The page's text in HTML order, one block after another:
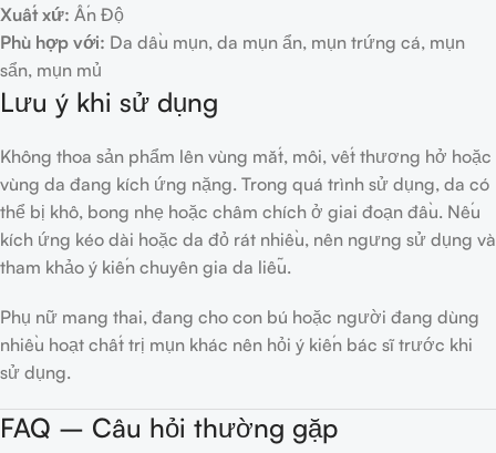
Xuất xứ: Ấn Độ
Phù hợp với: Da dầu mụn, da mụn ẩn, mụn trứng cá, mụn
sẩn, mụn mủ
Lưu ý khi sử dụng
Không thoa sản phẩm lên vùng mắt, môi, vết thương hở hoặc
vùng da đang kích ứng nặng. Trong quá trình sử dụng, da có
thể bị khô, bong nhẹ hoặc châm chích ở giai đoạn đầu. Nếu
kích ứng kéo dài hoặc da đỏ rát nhiều, nên ngưng sử dụng và
tham khảo ý kiến chuyên gia da liễu.
Phụ nữ mang thai, đang cho con bú hoặc người đang dùng
nhiều hoạt chất trị mụn khác nên hỏi ý kiến bác sĩ trước khi
sử dụng.
FAQ – Câu hỏi thường gặp